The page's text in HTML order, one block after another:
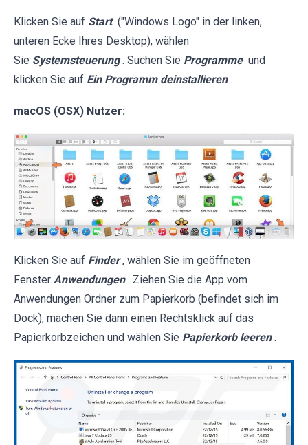
Klicken Sie auf Start ("Windows Logo" in der linken,
unteren Ecke Ihres Desktop), wählen
Sie Systemsteuerung . Suchen Sie Programme und
klicken Sie auf Ein Programm deinstallieren .
macOS (OSX) Nutzer:
Klicken Sie auf Finder , wählen Sie im geöffneten
Fenster Anwendungen . Ziehen Sie die App vom
Anwendungen Ordner zum Papierkorb (befindet sich im
Dock), machen Sie dann einen Rechtsklick auf das
Papierkorbzeichen und wählen Sie Papierkorb leeren .